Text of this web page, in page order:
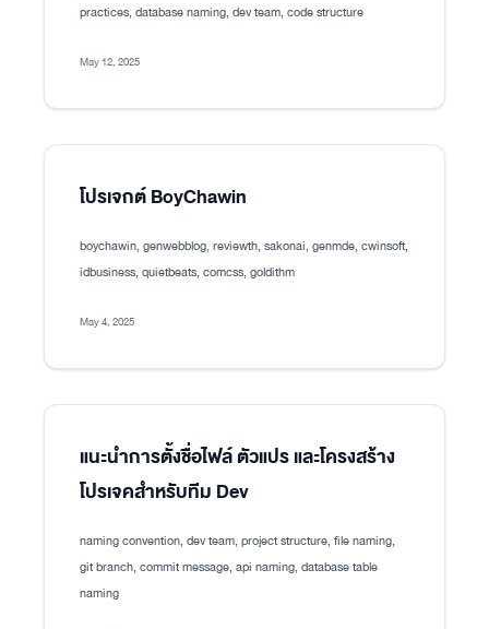
practices, database naming, dev team, code structure
May 12, 2025
โปรเจกต์ BoyChawin
boychawin, genwebblog, reviewth, sakonai, genmde, cwinsoft,
idbusiness, quietbeats, comcss, goldithm
May 4, 2025
แนะนำการตั้งชื่อไฟล์ ตัวแปร และโครงสร้าง
โปรเจคสำหรับทีม Dev
naming convention, dev team, project structure, file naming,
git branch, commit message, api naming, database table
naming